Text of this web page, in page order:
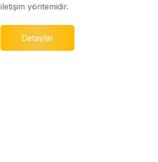
iletişim yöntemidir.
Detaylar